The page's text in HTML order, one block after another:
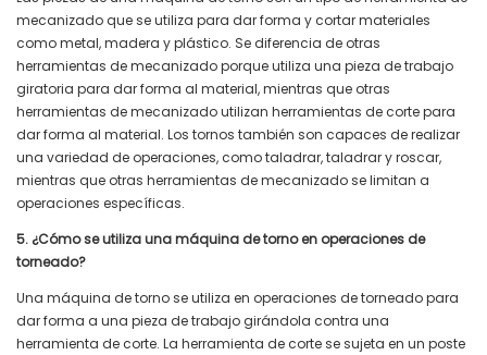
mecanizado que se utiliza para dar forma y cortar materiales
como metal, madera y plástico. Se diferencia de otras
herramientas de mecanizado porque utiliza una pieza de trabajo
giratoria para dar forma al material, mientras que otras
herramientas de mecanizado utilizan herramientas de corte para
dar forma al material. Los tornos también son capaces de realizar
una variedad de operaciones, como taladrar, taladrar y roscar,
mientras que otras herramientas de mecanizado se limitan a
operaciones específicas.
5. ¿Cómo se utiliza una máquina de torno en operaciones de
torneado?
Una máquina de torno se utiliza en operaciones de torneado para
dar forma a una pieza de trabajo girándola contra una
herramienta de corte. La herramienta de corte se sujeta en un poste